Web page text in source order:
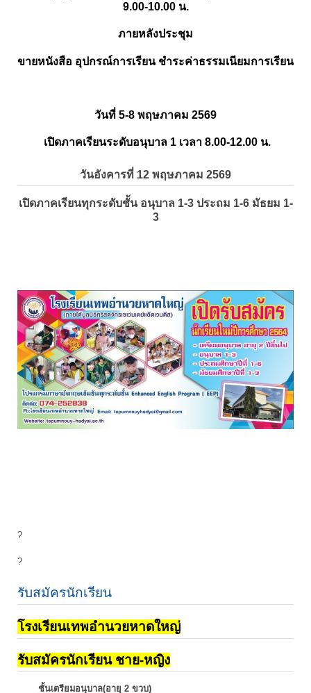
9.00-10.00 น.
ภายหลังประชุม
ขายหนังสือ อุปกรณ์การเรียน ชำระค่าธรรมเนียมการเรียน
วันที่ 5-8 พฤษภาคม 2569
เปิดภาคเรียนระดับอนุบาล 1 เวลา 8.00-12.00 น.
วันอังคารที่ 12 พฤษภาคม 2569
เปิดภาคเรียนทุกระดับชั้น อนุบาล 1-3 ประถม 1-6 มัธยม 1-
3
?
?
รับสมัครนักเรียน
โรงเรียนเทพอำนวยหาดใหญ่
รับสมัครนักเรียน ชาย-หญิง
ชั้นเตรียมอนุบาล(อายุ 2 ขวบ)